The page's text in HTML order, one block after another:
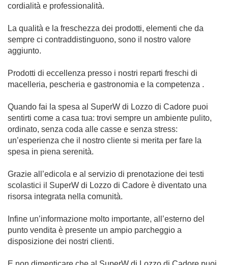
cordialità e professionalità.
La qualità e la freschezza dei prodotti, elementi che da
sempre ci contraddistinguono, sono il nostro valore
aggiunto.
Prodotti di eccellenza presso i nostri reparti freschi di
macelleria, pescheria e gastronomia e la competenza .
Quando fai la spesa al SuperW di Lozzo di Cadore puoi
sentirti come a casa tua: trovi sempre un ambiente pulito,
ordinato, senza coda alle casse e senza stress:
un’esperienza che il nostro cliente si merita per fare la
spesa in piena serenità.
Grazie all’edicola e al servizio di prenotazione dei testi
scolastici il SuperW di Lozzo di Cadore è diventato una
risorsa integrata nella comunità.
Infine un’informazione molto importante, all’esterno del
punto vendita è presente un ampio parcheggio a
disposizione dei nostri clienti.